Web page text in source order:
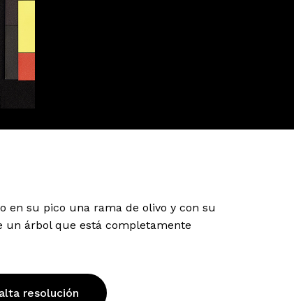
en su pico una rama de olivo y con su
un árbol que está completamente
resolución